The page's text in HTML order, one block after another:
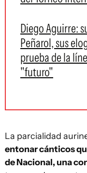
Diego Aguirre:
Peñarol, sus
prueba de la
"futuro"
La parcialidad
entonar cánticos
de Nacional, una